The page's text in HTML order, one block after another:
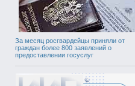
За месяц росгвардейцы приняли от
граждан более 800 заявлений о
предоставлении госуслуг